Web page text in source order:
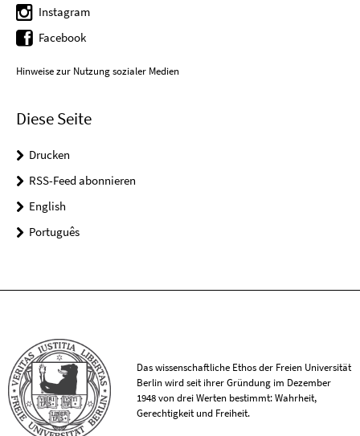
Instagram
Facebook
Hinweise zur Nutzung sozialer Medien
Diese Seite
Drucken
RSS-Feed abonnieren
English
Português
Das wissenschaftliche Ethos der Freien Universität
Berlin wird seit ihrer Gründung im Dezember
1948 von drei Werten bestimmt: Wahrheit,
Gerechtigkeit und Freiheit.